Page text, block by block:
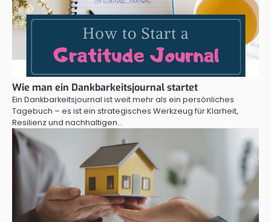
Wie man ein Dankbarkeitsjournal startet
Ein Dankbarkeitsjournal ist weit mehr als ein persönliches
Tagebuch – es ist ein strategisches Werkzeug für Klarheit,
Resilienz und nachhaltigen…